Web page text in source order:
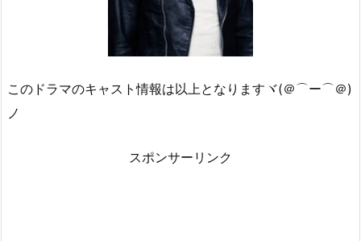
このドラマのキャスト情報は以上となりますヾ(＠⌒ー⌒＠)
ノ
スポンサーリンク